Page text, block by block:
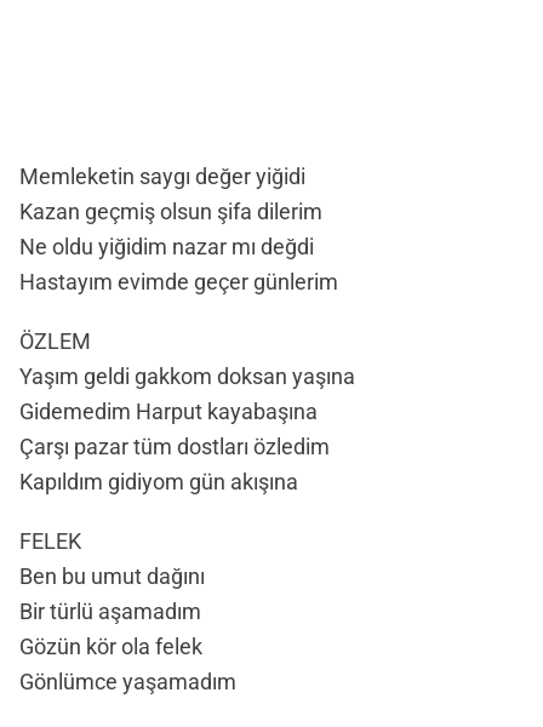
Memleketin saygı değer yiğidi
Kazan geçmiş olsun şifa dilerim
Ne oldu yiğidim nazar mı değdi
Hastayım evimde geçer günlerim
ÖZLEM
Yaşım geldi gakkom doksan yaşına
Gidemedim Harput kayabaşına
Çarşı pazar tüm dostları özledim
Kapıldım gidiyom gün akışına
FELEK
Ben bu umut dağını
Bir türlü aşamadım
Gözün kör ola felek
Gönlümce yaşamadım